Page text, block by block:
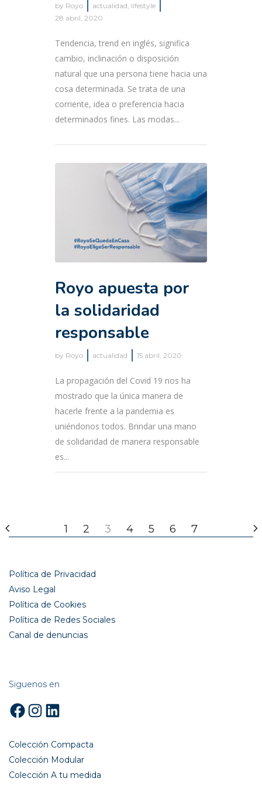
by Royo actualidad, lifestyle
28 abril, 2020
Tendencia, trend en inglés, significa
cambio, inclinación o disposición
natural que una persona tiene hacia una
cosa determinada. Se trata de una
corriente, idea o preferencia hacia
determinados fines. Las modas...
Royo apuesta por
la solidaridad
responsable
by Royo actualidad 15 abril, 2020
La propagación del Covid 19 nos ha
mostrado que la única manera de
hacerle frente a la pandemia es
uniéndonos todos. Brindar una mano
de solidaridad de manera responsable
es...
1 2 3 4 5 6 7
Política de Privacidad
Aviso Legal
Política de Cookies
Política de Redes Sociales
Canal de denuncias
Siguenos en
Facebook
Instagram
LinkedIn
Colección Compacta
Colección Modular
Colección A tu medida